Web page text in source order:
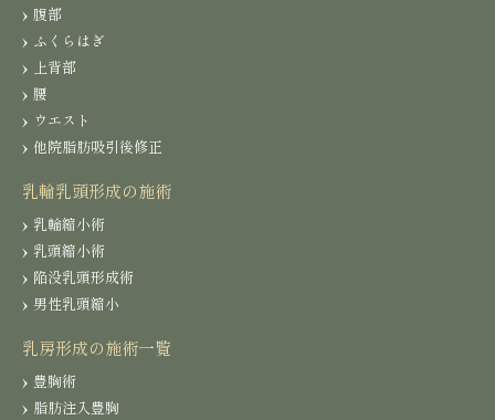
腹部
ふくらはぎ
上背部
腰
ウエスト
他院脂肪吸引後修正
乳輪乳頭形成の施術
乳輪縮小術
乳頭縮小術
陥没乳頭形成術
男性乳頭縮小
乳房形成の施術一覧
豊胸術
脂肪注入豊胸